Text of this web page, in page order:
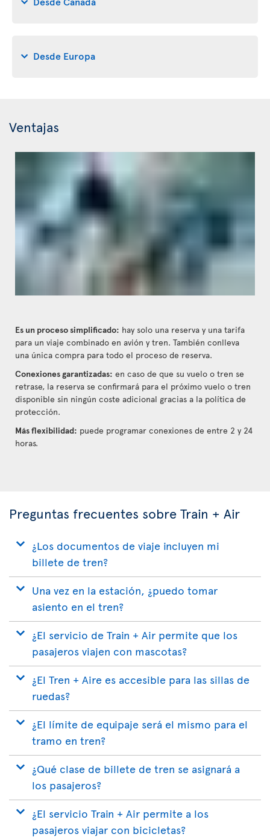
Desde Europa
Ventajas
Es un proceso simplificado: hay solo una reserva y una tarifa
para un viaje combinado en avión y tren. También conlleva
una única compra para todo el proceso de reserva.
Conexiones garantizadas: en caso de que su vuelo o tren se
retrase, la reserva se confirmará para el próximo vuelo o tren
disponible sin ningún coste adicional gracias a la política de
protección.
Más flexibilidad: puede programar conexiones de entre 2 y 24
horas.
Preguntas frecuentes sobre Train + Air
¿Los documentos de viaje incluyen mi
billete de tren?
Una vez en la estación, ¿puedo tomar
asiento en el tren?
¿El servicio de Train + Air permite que los
pasajeros viajen con mascotas?
¿El Tren + Aire es accesible para las sillas de
ruedas?
¿El límite de equipaje será el mismo para el
tramo en tren?
¿Qué clase de billete de tren se asignará a
los pasajeros?
¿El servicio Train + Air permite a los
pasajeros viajar con bicicletas?